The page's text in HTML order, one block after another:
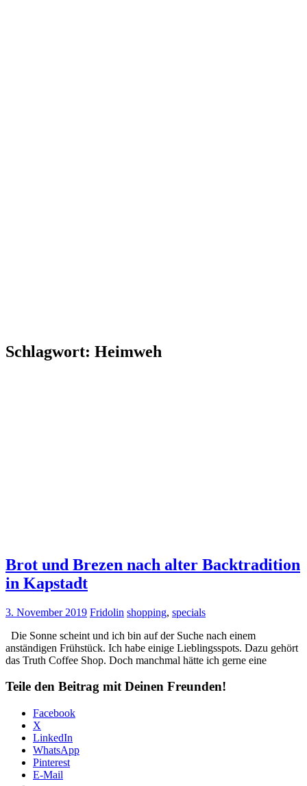
Schlagwort: Heimweh
Brot und Brezen nach alter Backtradition
in Kapstadt
3. November 2019 Fridolin shopping, specials
Die Sonne scheint und ich bin auf der Suche nach einem
anständigen Frühstück. Ich habe einige Lieblingsspots. Dazu gehört
das Truth Coffee Shop. Doch manchmal hätte ich gerne eine
Teile den Beitrag mit Deinen Freunden!
Facebook
X
LinkedIn
WhatsApp
Pinterest
E-Mail